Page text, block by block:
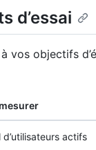
d’essai
vos objectifs
actifs